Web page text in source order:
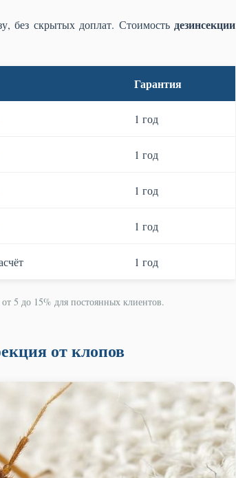
без скрытых доплат. Стоимость дезинсекции
Гарантия
1 год
1 год
1 год
1 год
1 год
5 до 15% для постоянных клиентов.
от клопов